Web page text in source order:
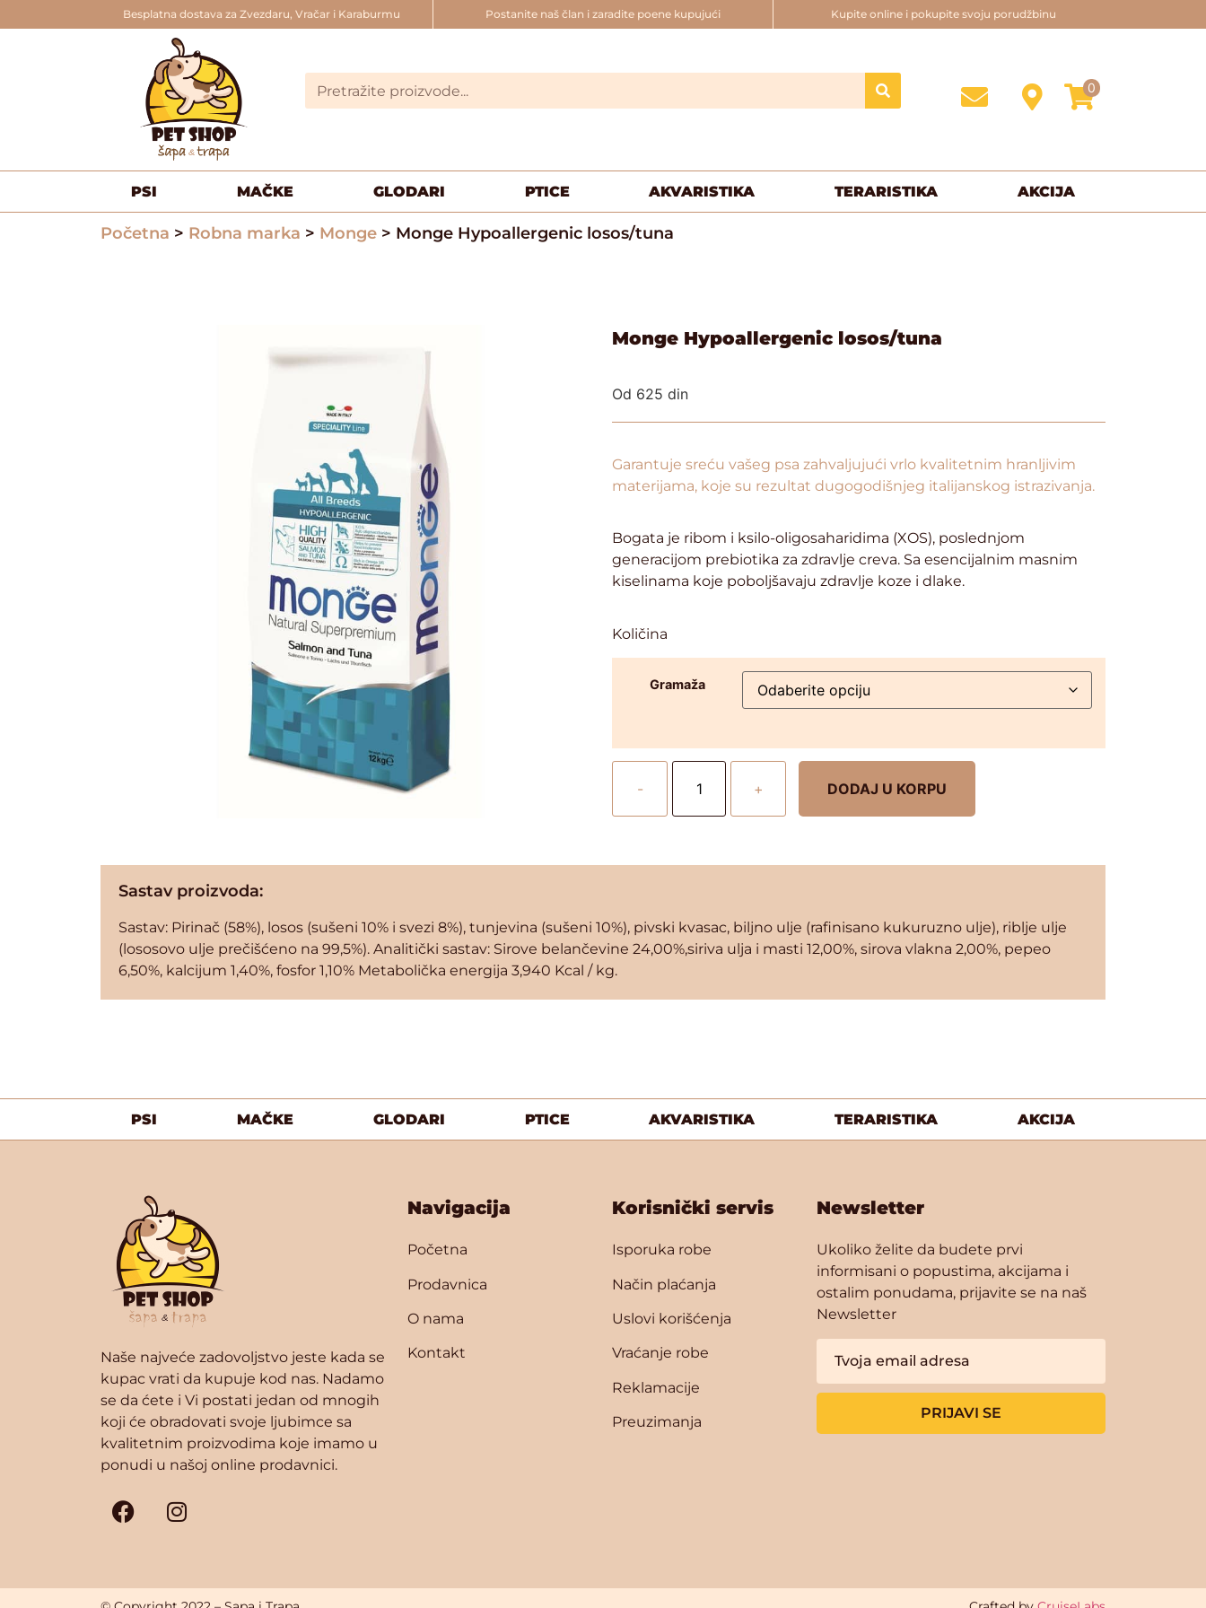
Besplatna dostava za Zvezdaru, Vračar i Karaburmu Postanite naš član i zaradite poene kupujući Kupite online i pokupite svoju porudžbinu
0
PSI MAČKE GLODARI PTICE AKVARISTIKA TERARISTIKA AKCIJA
Početna > Robna marka > Monge > Monge Hypoallergenic losos/tuna
Monge Hypoallergenic losos/tuna
Od 625 din
Garantuje sreću vašeg psa zahvaljujući vrlo kvalitetnim hranljivim
materijama, koje su rezultat dugogodišnjeg italijanskog istrazivanja.
Bogata je ribom i ksilo-oligosaharidima (XOS), poslednjom
generacijom prebiotika za zdravlje creva. Sa esencijalnim masnim
kiselinama koje poboljšavaju zdravlje koze i dlake.
Količina
Gramaža
- + DODAJ U KORPU
Sastav proizvoda:
Sastav: Pirinač (58%), losos (sušeni 10% i svezi 8%), tunjevina (sušeni 10%), pivski kvasac, biljno ulje (rafinisano kukuruzno ulje), riblje ulje
(lososovo ulje prečišćeno na 99,5%). Analitički sastav: Sirove belančevine 24,00%,siriva ulja i masti 12,00%, sirova vlakna 2,00%, pepeo
6,50%, kalcijum 1,40%, fosfor 1,10% Metabolička energija 3,940 Kcal / kg.
PSI MAČKE GLODARI PTICE AKVARISTIKA TERARISTIKA AKCIJA
Naše najveće zadovoljstvo jeste kada se
kupac vrati da kupuje kod nas. Nadamo
se da ćete i Vi postati jedan od mnogih
koji će obradovati svoje ljubimce sa
kvalitetnim proizvodima koje imamo u
ponudi u našoj online prodavnici.
Navigacija
Početna
Prodavnica
O nama
Kontakt
Korisnički servis
Isporuka robe
Način plaćanja
Uslovi korišćenja
Vraćanje robe
Reklamacije
Preuzimanja
Newsletter
Ukoliko želite da budete prvi
informisani o popustima, akcijama i
ostalim ponudama, prijavite se na naš
Newsletter
PRIJAVI SE